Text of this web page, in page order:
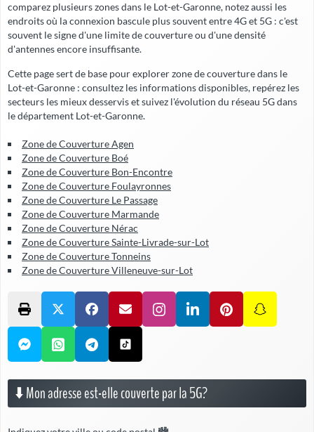
comparez plusieurs zones dans le Lot-et-Garonne, notez aussi les
endroits où la connexion bascule plus souvent entre 4G et 5G : c'est
souvent le signe d'une limite de couverture ou d'une densité
d'antennes encore insuffisante.
Cette page sert de base pour explorer zone de couverture dans le
Lot-et-Garonne : consultez les informations disponibles, repérez les
secteurs les mieux desservis et suivez l'évolution du réseau 5G dans
le département Lot-et-Garonne.
Zone de Couverture Agen
Zone de Couverture Boé
Zone de Couverture Bon-Encontre
Zone de Couverture Foulayronnes
Zone de Couverture Le Passage
Zone de Couverture Marmande
Zone de Couverture Nérac
Zone de Couverture Sainte-Livrade-sur-Lot
Zone de Couverture Tonneins
Zone de Couverture Villeneuve-sur-Lot
⬇️ Mon adresse est-elle couverte par la 5G?